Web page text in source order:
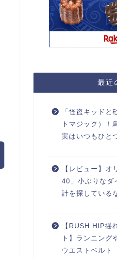
最近
「怪盗キッドと
トマジック）！
実はいつもひと
【レビュー】オ
40」小ぶりなダ
計を探している
【RUSH HIP揺
ト】ランニング
ウエストベルト